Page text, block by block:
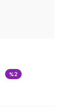
%2